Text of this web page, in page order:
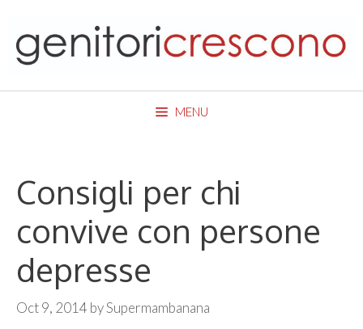
content
MENU
Consigli per chi
convive con persone
depresse
Oct 9, 2014 bySupermambanana